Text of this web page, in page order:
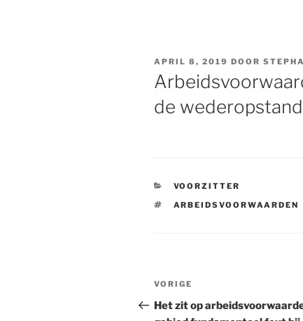
GEPLAATST
OP
APRIL 8, 2019 DOOR
de
CATEGORIEËN
VOORZITTER
TAGS
ARBEIDSVOORWAARDEN
Bericht
navigatie
Vorig
bericht
VORIGE
Het zit op